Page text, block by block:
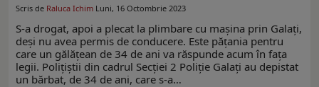
Scris de Raluca Ichim Luni, 16 Octombrie 2023
S-a drogat, apoi a plecat la plimbare cu mașina prin Galați,
deși nu avea permis de conducere. Este pățania pentru
care un gălățean de 34 de ani va răspunde acum în fața
legii. Polițiștii din cadrul Secției 2 Poliție Galați au depistat
un bărbat, de 34 de ani, care s-a…